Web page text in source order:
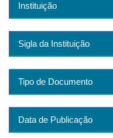
Instituição
Sigla da Instituição
Tipo de Documento
Data de Publicação